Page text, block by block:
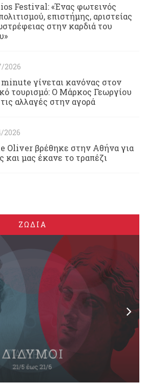
Festival: «Ένας φωτεινός
επιστήμης, αριστείας
στην καρδιά του
2026
γίνεται κανόνας στον
τουρισμό: Ο Μάρκος Γεωργίου
αλλαγές στην αγορά
2026
Oliver βρέθηκε στην Αθήνα για
και μας έκανε το τραπέζι
ΖΩΔΙΑ